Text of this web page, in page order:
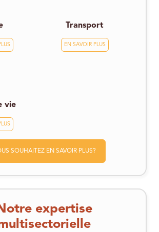
Transport
EN SAVOIR PLUS
vie
SOUHAITEZ EN SAVOIR PLUS?
expertise